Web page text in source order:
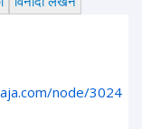
node/3024